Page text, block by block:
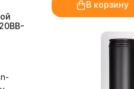
В корзину